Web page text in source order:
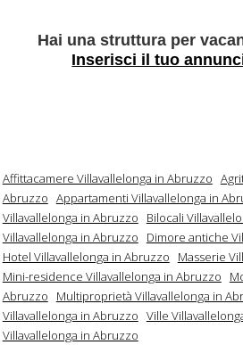
Hai una struttura per
Inserisci il tuo
Affittacamere Villavallelonga in Abruzzo
Abruzzo Appartamenti Villavallelonga in
Villavallelonga in Abruzzo
Bilocali
Villavallelonga in Abruzzo
Dimore antiche
Hotel Villavallelonga in Abruzzo
Masserie
Mini-residence Villavallelonga in Abruzzo
Abruzzo
Multiproprietà Villavallelonga in
Villavallelonga in Abruzzo Ville
Villavallelonga in Abruzzo